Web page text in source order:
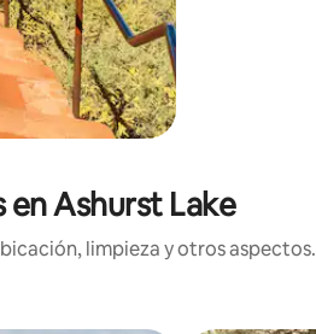
Ashurst Lake
limpieza y otros aspectos.